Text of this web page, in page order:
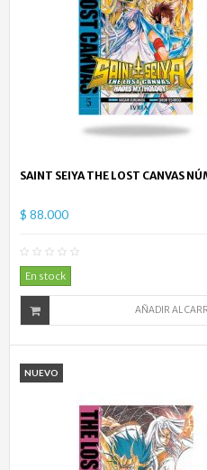
SAINT SEIYA THE LOST CANVAS
$ 88.000
En stock
AÑADIR AL
NUEVO